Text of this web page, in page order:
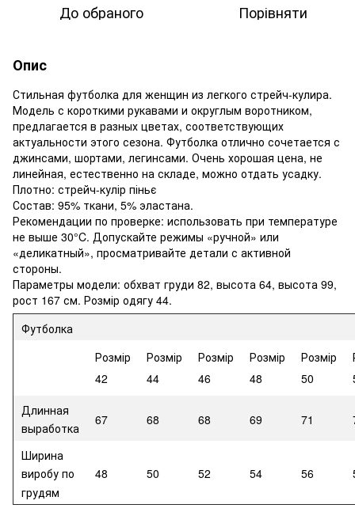
До обраного Порівняти
Опис
Стильная футболка для женщин из легкого стрейч-кулира.
Модель с короткими рукавами и округлым воротником,
предлагается в разных цветах, соответствующих
актуальности этого сезона. Футболка отлично сочетается с
джинсами, шортами, легинсами. Очень хорошая цена, не
линейная, естественно на складе, можно отдать усадку.
Плотно: стрейч-кулір піньє
Состав: 95% ткани, 5% эластана.
Рекомендации по проверке: использовать при температуре
не выше 30°C. Допускайте режимы «ручной» или
«деликатный», просматривайте детали с активной
стороны.
Параметры модели: обхват груди 82, высота 64, высота 99,
рост 167 см. Розмір одягу 44.
Футболка
Розмір
42
Розмір
44
Розмір
46
Розмір
48
Розмір
50
Длинная
выработка
67 68 68 69 71
Ширина
виробу по
грудям
48 50 52 54 56